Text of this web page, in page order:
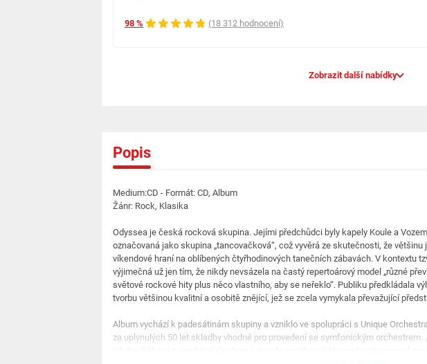
98 % (18 312 hodnocení)
Zobrazit další nabídky
Popis
Medium:CD - Formát: CD, Album
Žánr: Rock, Klasika
Odyssea je česká rocková skupina. Jejími předchůdci byly kapely Koule a
označovaná jako skupina „tancovačková“, což vyvěrá ze skutečnosti, že
víkendové hraní na oblíbených čtyřhodinových tanečních zábavách. V kontextu
výjimečná už jen tím, že nikdy nevsázela na častý repertoárový model „různé
světové rockové hity plus něco vlastního, aby se neřeklo“. Publiku předkládala
tvorbu většinou kvalitní a osobitě znějící, jež se zcela vymykala převažující
Album vychází k padesátinám skupiny a vzniklo ve spolupráci s Unique
za uplynulých 50 let skladby vhodné pro provedení se symfonickým orchestrem.